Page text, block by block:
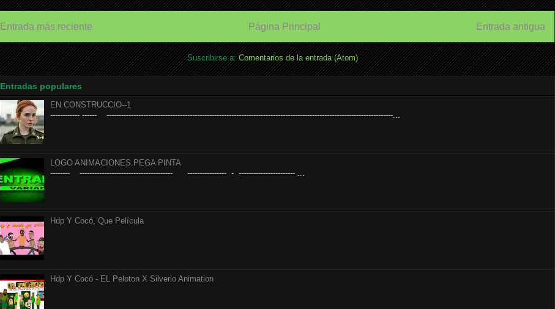
Entrada más reciente Entrada antigua
Página Principal
Suscribirse a:Comentarios de la entrada (Atom)
Entradas populares
EN CONSTRUCCIO--1
------------ ------ ---------------------------------------------------------------------------------------------------------------------...
LOGO ANIMACIONES.PEGA PINTA
-------- -------------------------------------- ---------------- - ----------------------- ...
Hdp Y Cocó, Que Película
Hdp Y Cocó - EL Peloton X Silverio Animation